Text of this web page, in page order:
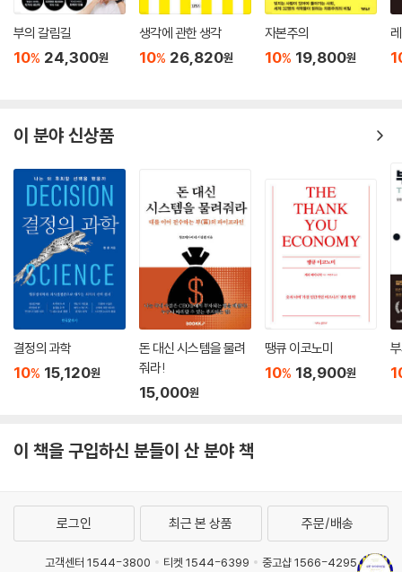
---p.134~135
4장 핀란드 사람과 코끼리
데, 이는 최근 중국의 경우와 비슷하다. 중국 역시 최근 몇십 년 동안 다국
로 쏟아져 들어오고 있는 것이다. 나쁜 사마리아인들은 외국인 투자를 규
제하면 투자의 흐름이 줄어들고, 외국인 투자 규제를 완화하면 외국인 투
자의 흐름이 증대될 것이라고 주장하고 있지만 현실은 정반대이다. 미국은
(세계에서 가장 높은 관세율의 유지와) 외국인 투자에 대한 엄격한 규제에
도 불구하고－부분적으로는 바로 그런 규제 덕에－19세기부터 1920년
대까지 세계에서 가장 빨리 성장했던 경제였다. 이는 외국인 투자 규제가
경제의 성공 전망에 부정적인 영향을 미친다는 일반적인 견해의 토대를 허
무는 것이다. 외국인 투자 규제의 측면에서 미국보다 훨씬 가혹한 태도를
보였던 것은 일본이었다. 특히 1963년 이전의 일본에서는 외국인 소유권
이 49%로 제한되었고, ‘주요 산업’에 대한 외국인 직접투자는 전면 금지되
었다. 이후 외국인 투자가 꾸준히 개방되었다고는 하지만 그 범위는 국내
된 외국인 직접투자는 전체 국내 투자에 대비해 볼 때 공산권을 제외하고
는 가장 낮은 수준을 기록하고 있을 정도이다. 그러나 일본은 최근 들어 W
서 볼 때 적절한 결정이라고 볼 수 없다”라고 말하고 있는데, 과거 일본이
취했던 행동을 생각할 때 역사에 대한 선택적 건망증과 이중 기준, 그리고
부의 갈림길
10% 24,300원
생각에 관한 생각
10% 26,820원
자본주의
10% 19,800원
이 분야 신상품
결정의 과학
10% 15,120원
돈 대신 시스템을 물려
줘라!
15,000원
땡큐 이코노미
10% 18,900원
이 책을 구입하신 분들이 산 분야 책
로그인 최근 본 상품 주문/배송
고객센터 1544-3800 티켓 1544-6399 중고샵 1566-4295